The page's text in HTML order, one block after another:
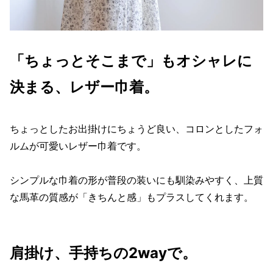
「ちょっとそこまで」もオシャレに
決まる、レザー巾着。
ちょっとしたお出掛けにちょうど良い、コロンとしたフォ
ルムが可愛いレザー巾着です。
シンプルな巾着の形が普段の装いにも馴染みやすく、上質
な馬革の質感が「きちんと感」もプラスしてくれます。
肩掛け、手持ちの2wayで。